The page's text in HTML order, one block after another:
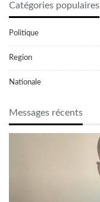
Catégories populaires
Politique
Region
Nationale
Messages récents